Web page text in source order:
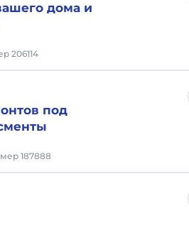
дома и
206114
под
187888